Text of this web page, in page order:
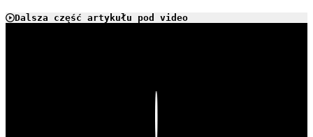
Dalsza część artykułu pod video